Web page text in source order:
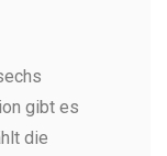
gibt es
die